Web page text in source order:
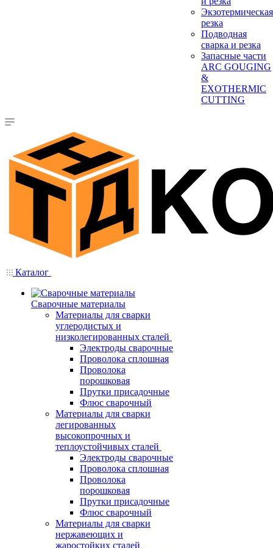
Экзотермическая
резка
Подводная
сварка и резка
Запасные части
ARC GOUGING
&
EXOTHERMIC
CUTTING
Каталог
Сварочные материалы
Материалы для сварки
углеродистых и
низколегированных сталей
Электроды сварочные
Проволока сплошная
Проволока
порошковая
Прутки присадочные
Флюс сварочный
Материалы для сварки
легированных
высокопрочных и
теплоустойчивых сталей
Электроды сварочные
Проволока сплошная
Проволока
порошковая
Прутки присадочные
Флюс сварочный
Материалы для сварки
нержавеющих и
жаростойких сталей